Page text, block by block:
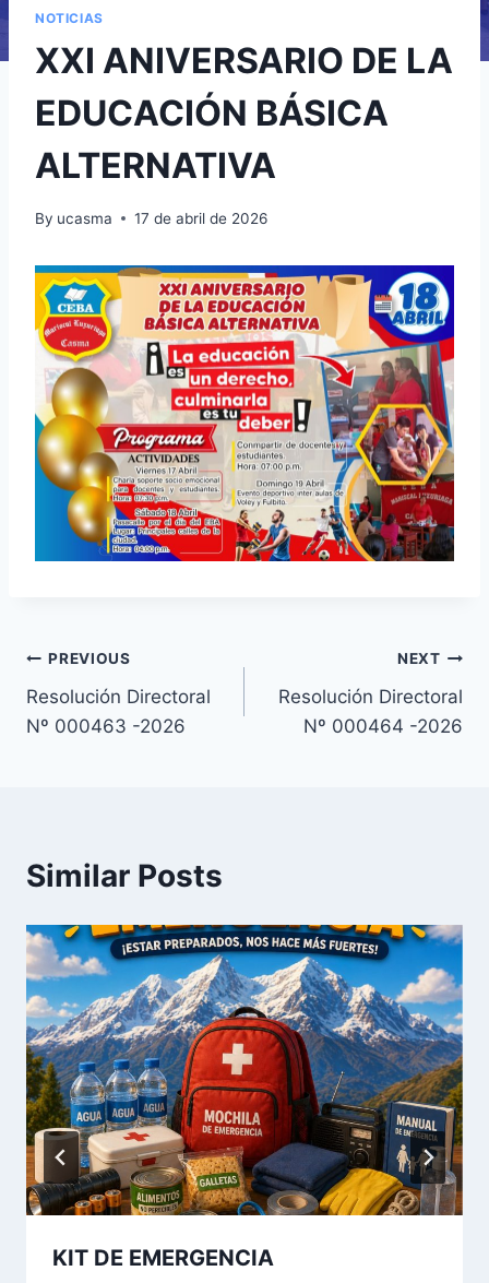
NOTICIAS
XXI ANIVERSARIO DE LA
EDUCACIÓN BÁSICA
ALTERNATIVA
By ucasma 17 de abril de 2026
Navegación
de
PREVIOUS
Resolución Directoral
Nº 000463 -2026
NEXT
Resolución Directoral
Nº 000464 -2026
Similar Posts
KIT DE EMERGENCIA